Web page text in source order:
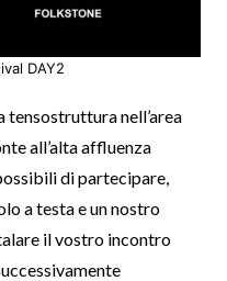
DAY2
nell’area
all’alta affluenza
di partecipare,
a testa e un nostro
il vostro incontro